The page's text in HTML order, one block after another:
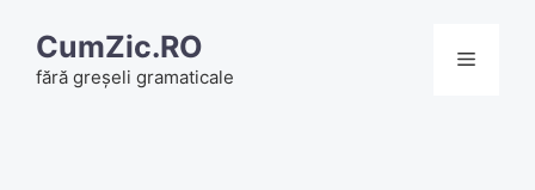
content
CumZic.RO
fără greșeli gramaticale
Menu